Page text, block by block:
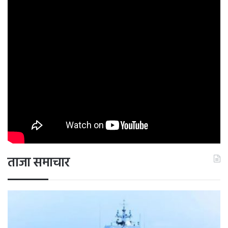
खरीदारी करने की योजना बना रहे थे, तो आपकी वह योजना पूरी
होगी। आपको किसी धन संबंधित मामले को कल पर टालने से बचना
होगा।
सुधारेगा। यदि आपने किसी बड़े जोखिम को लेने का सोचा है, तो
बिल्कुल ना लें। आपका कोई मित्र यदि आपको कोई सलाह दें, तो आप
उस पर अमल अवश्य ना करें। मित्रों के सहयोग से आपके बनते हुए काम
ताजा समाचार